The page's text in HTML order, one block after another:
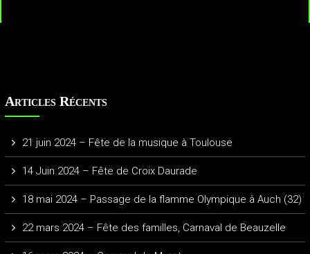
Articles Récents
21 juin 2024 – Fête de la musique à Toulouse
14 Juin 2024 – Fête de Croix Daurade
18 mai 2024 – Passage de la flamme Olympique à Auch (32)
22 mars 2024 – Fête des familles, Carnaval de Beauzelle